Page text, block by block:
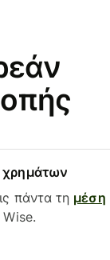
χρημάτων
πάντα τη μέση